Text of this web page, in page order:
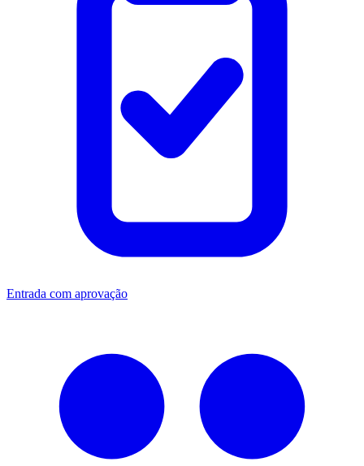
Entrada com aprovação